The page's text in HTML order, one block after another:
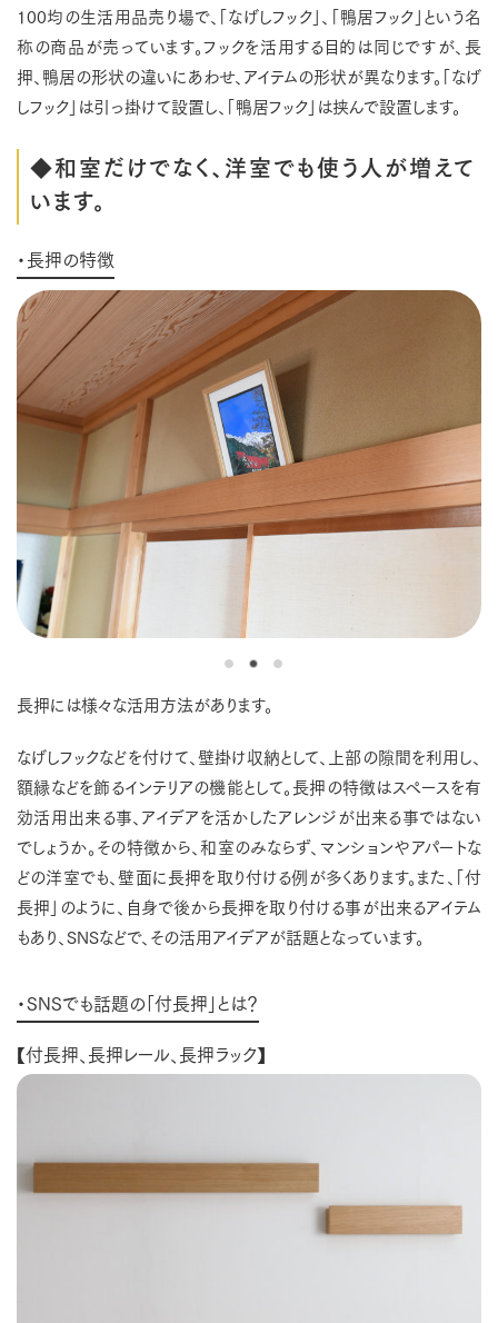
100均の生活用品売り場で、「なげしフック」、「鴨居フック」という名
称の商品が売っています。フックを活用する目的は同じですが、長
押、鴨居の形状の違いにあわせ、アイテムの形状が異なります。「なげ
しフック」は引っ掛けて設置し、「鴨居フック」は挟んで設置します。
◆和室だけでなく、洋室でも使う人が増えて
います。
・長押の特徴
長押には様々な活用方法があります。
なげしフックなどを付けて、壁掛け収納として、上部の隙間を利用し、
額縁などを飾るインテリアの機能として。長押の特徴はスペースを有
効活用出来る事、アイデアを活かしたアレンジが出来る事ではない
でしょうか。その特徴から、和室のみならず、マンションやアパートな
どの洋室でも、壁面に長押を取り付ける例が多くあります。また、「付
長押」のように、自身で後から長押を取り付ける事が出来るアイテム
もあり、 SNSなどで、その活用アイデアが話題となっています。
・SNSでも話題の「付長押」とは？
【付長押、長押レール、長押ラック】